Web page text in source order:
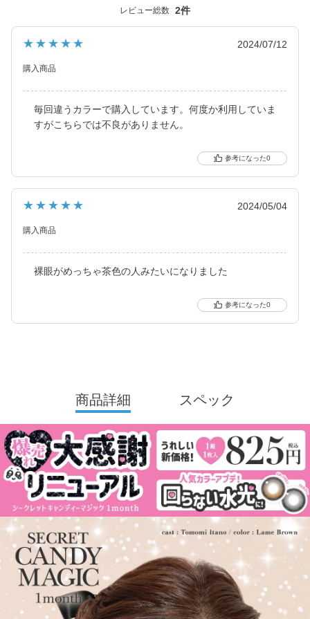
と、元祖ちゅるんカラコン「キャンマジ3番」や黒コンの代表格
フチ・細フチデザインといった、トレンド感のあるカラコンを生
レビュー総数 2件
★★★★★ 2024/07/12
購入商品
毎回違うカラーで購入しています。何度か利用していま
すがこちらでは不良がありません。
0
★★★★★ 2024/05/04
購入商品
裸眼がめっちゃ茶色の人みたいになりました
0
商品詳細 スペック